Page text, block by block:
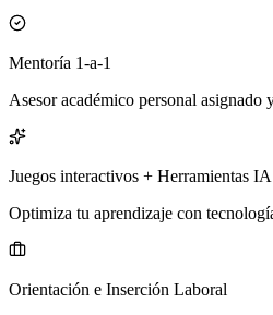
Mentoría 1-a-1
Asesor académico personal asignado
Juegos interactivos + Herramientas IA
Optimiza tu aprendizaje con
Orientación e Inserción Laboral